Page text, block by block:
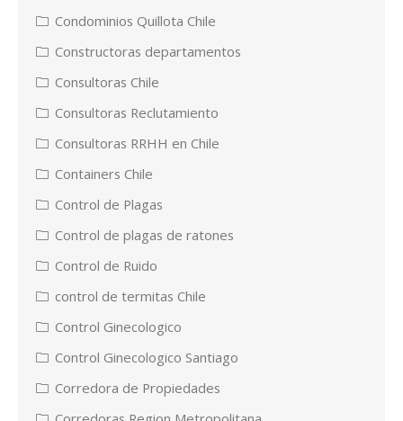
Condominios Quillota Chile
Constructoras departamentos
Consultoras Chile
Consultoras Reclutamiento
Consultoras RRHH en Chile
Containers Chile
Control de Plagas
Control de plagas de ratones
Control de Ruido
control de termitas Chile
Control Ginecologico
Control Ginecologico Santiago
Corredora de Propiedades